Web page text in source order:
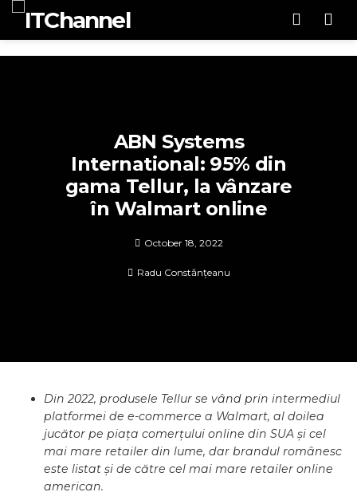
ABN Systems
International: 95% din
gama Tellur, la vânzare
în Walmart online
October 18, 2022
Radu Constănțeanu
Din 2022, produsele Tellur se vând prin intermediul
platformei de e-commerce a Walmart, al doilea
jucător pe piața comerțului online din SUA și cel
mai mare retailer din lume, dar brandul românesc
este listat și de către cel mai mare retailer online
american.